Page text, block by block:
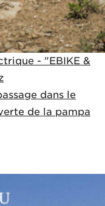
- "EBIKE &
dans le
de la pampa